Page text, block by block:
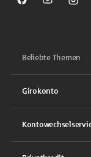
Sparkasse auf
Sparkasse
Beliebte Themen
Girokonto